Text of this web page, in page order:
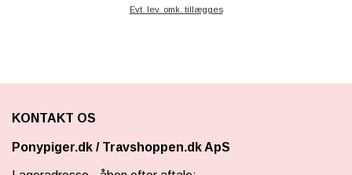
Evt. lev. omk. tillægges
KONTAKT OS
Ponypiger.dk / Travshoppen.dk ApS